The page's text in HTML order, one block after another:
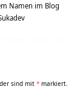
Namen im Blog
sind mit * markiert.